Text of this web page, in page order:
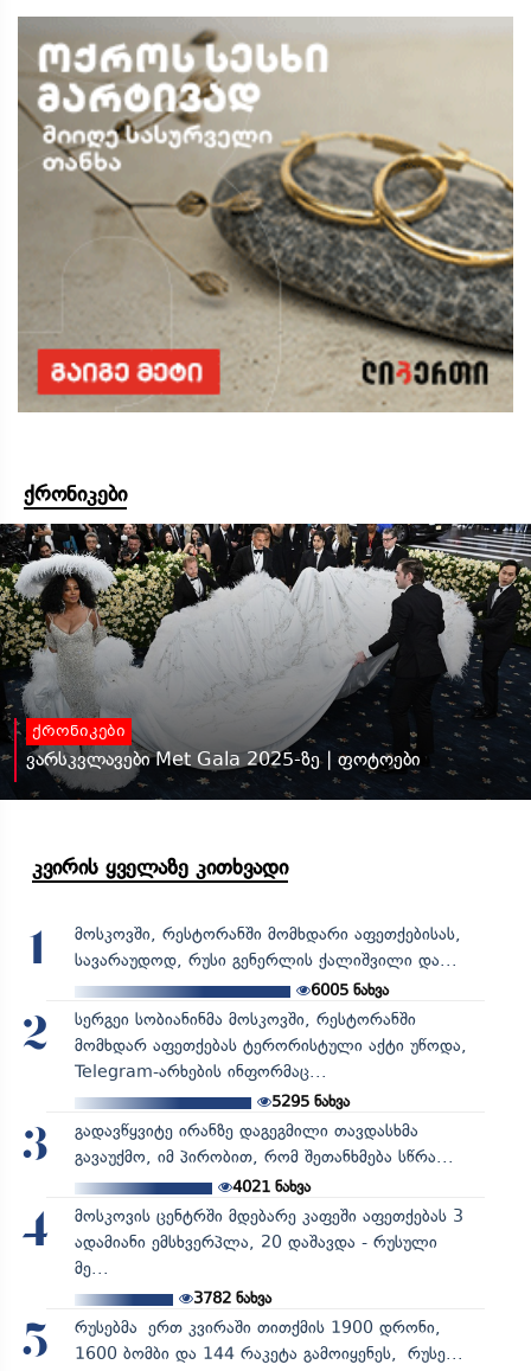
ქრონიკები
ქრონიკები
ვარსკვლავები Met Gala 2025-ზე | ფოტოები
კვირის ყველაზე კითხვადი
1
მოსკოვში, რესტორანში მომხდარი აფეთქებისას,
სავარაუდოდ, რუსი გენერლის ქალიშვილი და...
6005 ნახვა
2
სერგეი სობიანინმა მოსკოვში, რესტორანში
მომხდარ აფეთქებას ტერორისტული აქტი უწოდა,
Telegram-არხების ინფორმაც...
5295ნახვა
3
გადავწყვიტე ირანზე დაგეგმილი თავდასხმა
გავაუქმო, იმ პირობით, რომ შეთანხმება სწრა...
4021ნახვა
4
მოსკოვის ცენტრში მდებარე კაფეში აფეთქებას 3
ადამიანი ემსხვერპლა, 20 დაშავდა - რუსული
მე...
3782ნახვა
5
რუსებმა ერთ კვირაში თითქმის 1900 დრონი,
1600 ბომბი და 144 რაკეტა გამოიყენეს, რუსე...